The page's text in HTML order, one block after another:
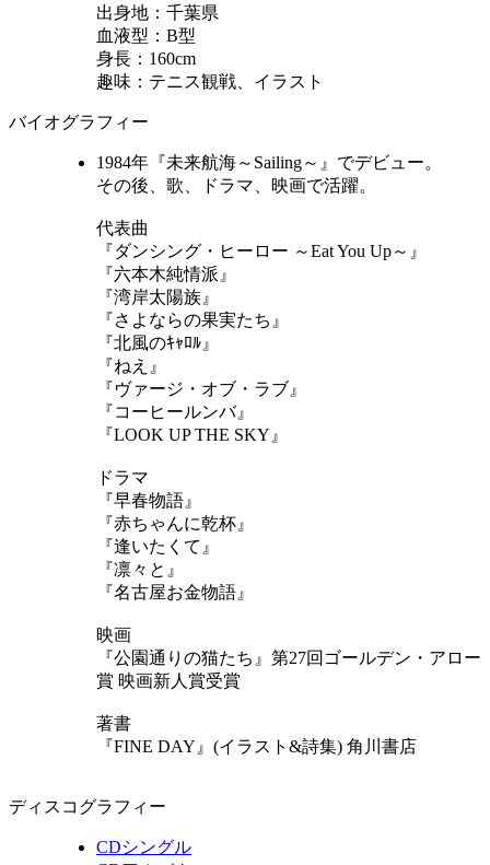
出身地：千葉県
血液型：B型
身長：160cm
趣味：テニス観戦、イラスト
バイオグラフィー
1984年『未来航海～Sailing～』でデビュー。
その後、歌、ドラマ、映画で活躍。
代表曲
『ダンシング・ヒーロー ～Eat You Up～』
『六本木純情派』
『湾岸太陽族』
『さよならの果実たち』
『北風のｷｬﾛﾙ』
『ねえ』
『ヴァージ・オブ・ラブ』
『コーヒールンバ』
『LOOK UP THE SKY』
ドラマ
『早春物語』
『赤ちゃんに乾杯』
『逢いたくて』
『凛々と』
『名古屋お金物語』
映画
『公園通りの猫たち』第27回ゴールデン・アロー
賞 映画新人賞受賞
著書
『FINE DAY』(イラスト&詩集) 角川書店
ディスコグラフィー
CDシングル